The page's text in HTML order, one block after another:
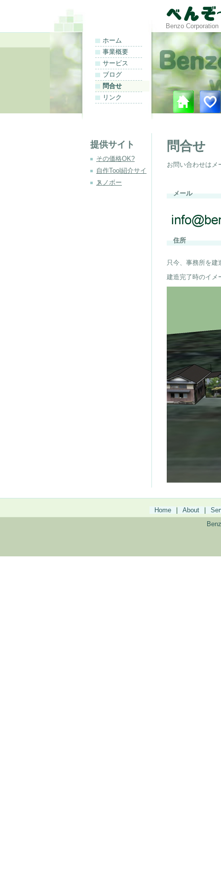
Benzo
ホーム
事業概要
サービス
ブログ
問合せ
リンク
提供サイト
その価格OK?
自作Tool紹介サイ
ト
スノボー
問合せ
お問い合わせはメ
メール
住所
只今、事務所を
建造完了時のイメ
Home About